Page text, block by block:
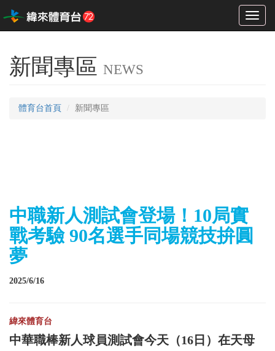
Toggle
新聞專區 NEWS
體育台首頁 新聞專區
中職新人測試會登場！10局實
戰考驗 90名選手同場競技拚圓
夢
2025/6/16
緯來體育台
中華職棒新人球員測試會今天（16日）在天母